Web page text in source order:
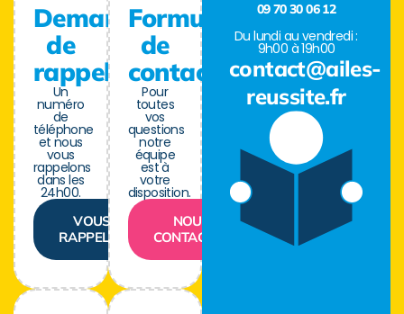
Demande
de
rappel
Un
numéro
de
téléphone
et nous
vous
rappelons
dans les
24h00.
VOUS
RAPPELER
Formulaire
de
contact
Pour
toutes
vos
questions
notre
équipe
est à
votre
disposition.
NOUS
CONTACTER
09 70 30 06 12
Du lundi au vendredi :
9h00 à 19h00
contact@ailes-
reussite.fr